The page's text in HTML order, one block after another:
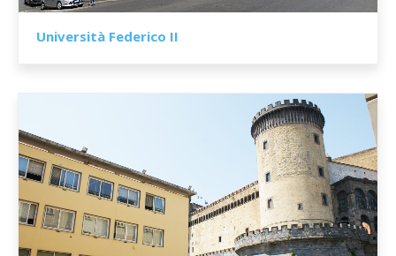
Università Federico II